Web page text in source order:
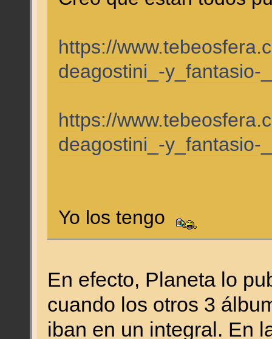
https://
deagostini_-y_fantasio-
https://
deagostini_-y_fantasio-
Yo los tengo
En efecto, Planeta lo
cuando los otros 3
iban en un integral. En